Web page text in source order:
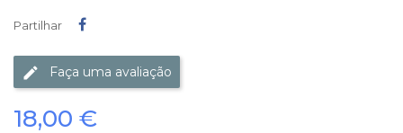
Partilhar
Faça uma avaliação
18,00 €